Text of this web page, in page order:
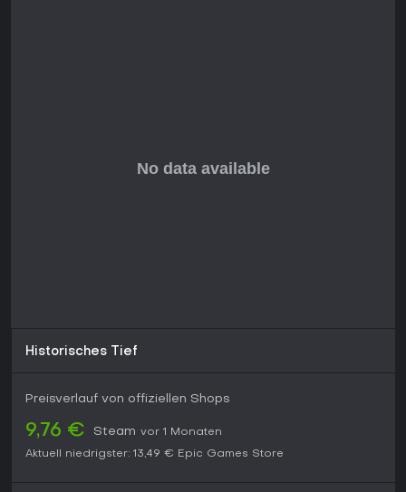
Historisches Tief
Preisverlauf von offiziellen Shops
9,76 € Steam vor 1 Monaten
Aktuell niedrigster: 13,49 € Epic Games Store